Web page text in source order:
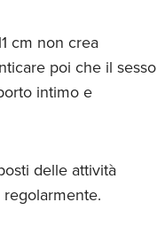
cm non crea
poi che il sesso
intimo e
delle attività